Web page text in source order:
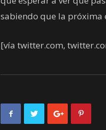
sabiendo que la próxima
[vía twitter.com,